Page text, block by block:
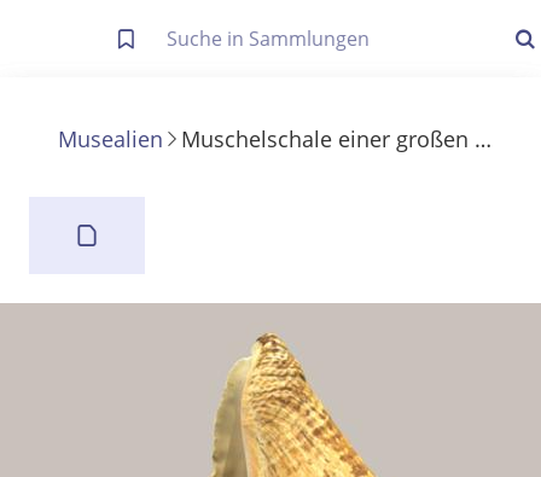
Die letzte Trefferliste besteht aus Ihrer letzten Suche, samt
Anzeigen
Zuletzt gesucht
Noch keine Suchworte
Musealien Muschelschale einer großen Meeresschnecke